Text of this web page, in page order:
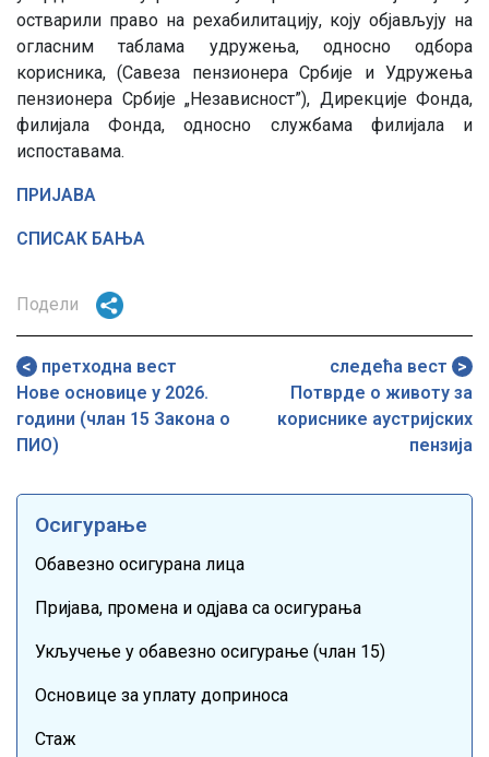
остварили право на рехабилитацију, коју објављују на
огласним таблама удружења, односно одбора
корисника, (Савеза пензионера Србије и Удружења
пензионера Србије „Независност”), Дирекције Фонда,
филијалa Фонда, односно службама филијала и
испоставама.
ПРИЈАВА
СПИСАК БАЊА
Подели
претходна вест
Нове основице у 2026.
години (члан 15 Закона о
ПИО)
следећа вест
Потврде о животу за
кориснике аустријских
пензија
Осигурање
Обавезно осигурана лица
Пријава, промена и одјава са осигурања
Укључење у обавезно осигурање (члан 15)
Основице за уплату доприноса
Стаж